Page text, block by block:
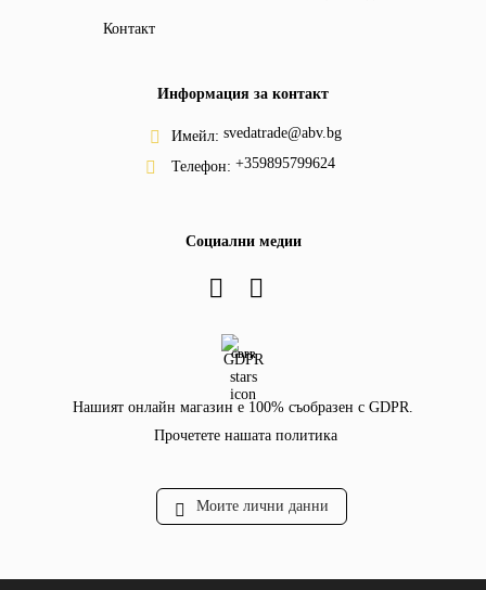
Контакт
Информация за контакт
Имейл: svedatrade@abv.bg
Телефон: +359895799624
Социални медии
GDPR
Нашият онлайн магазин е 100% съобразен с GDPR.
Прочетете нашата политика
Моите лични данни